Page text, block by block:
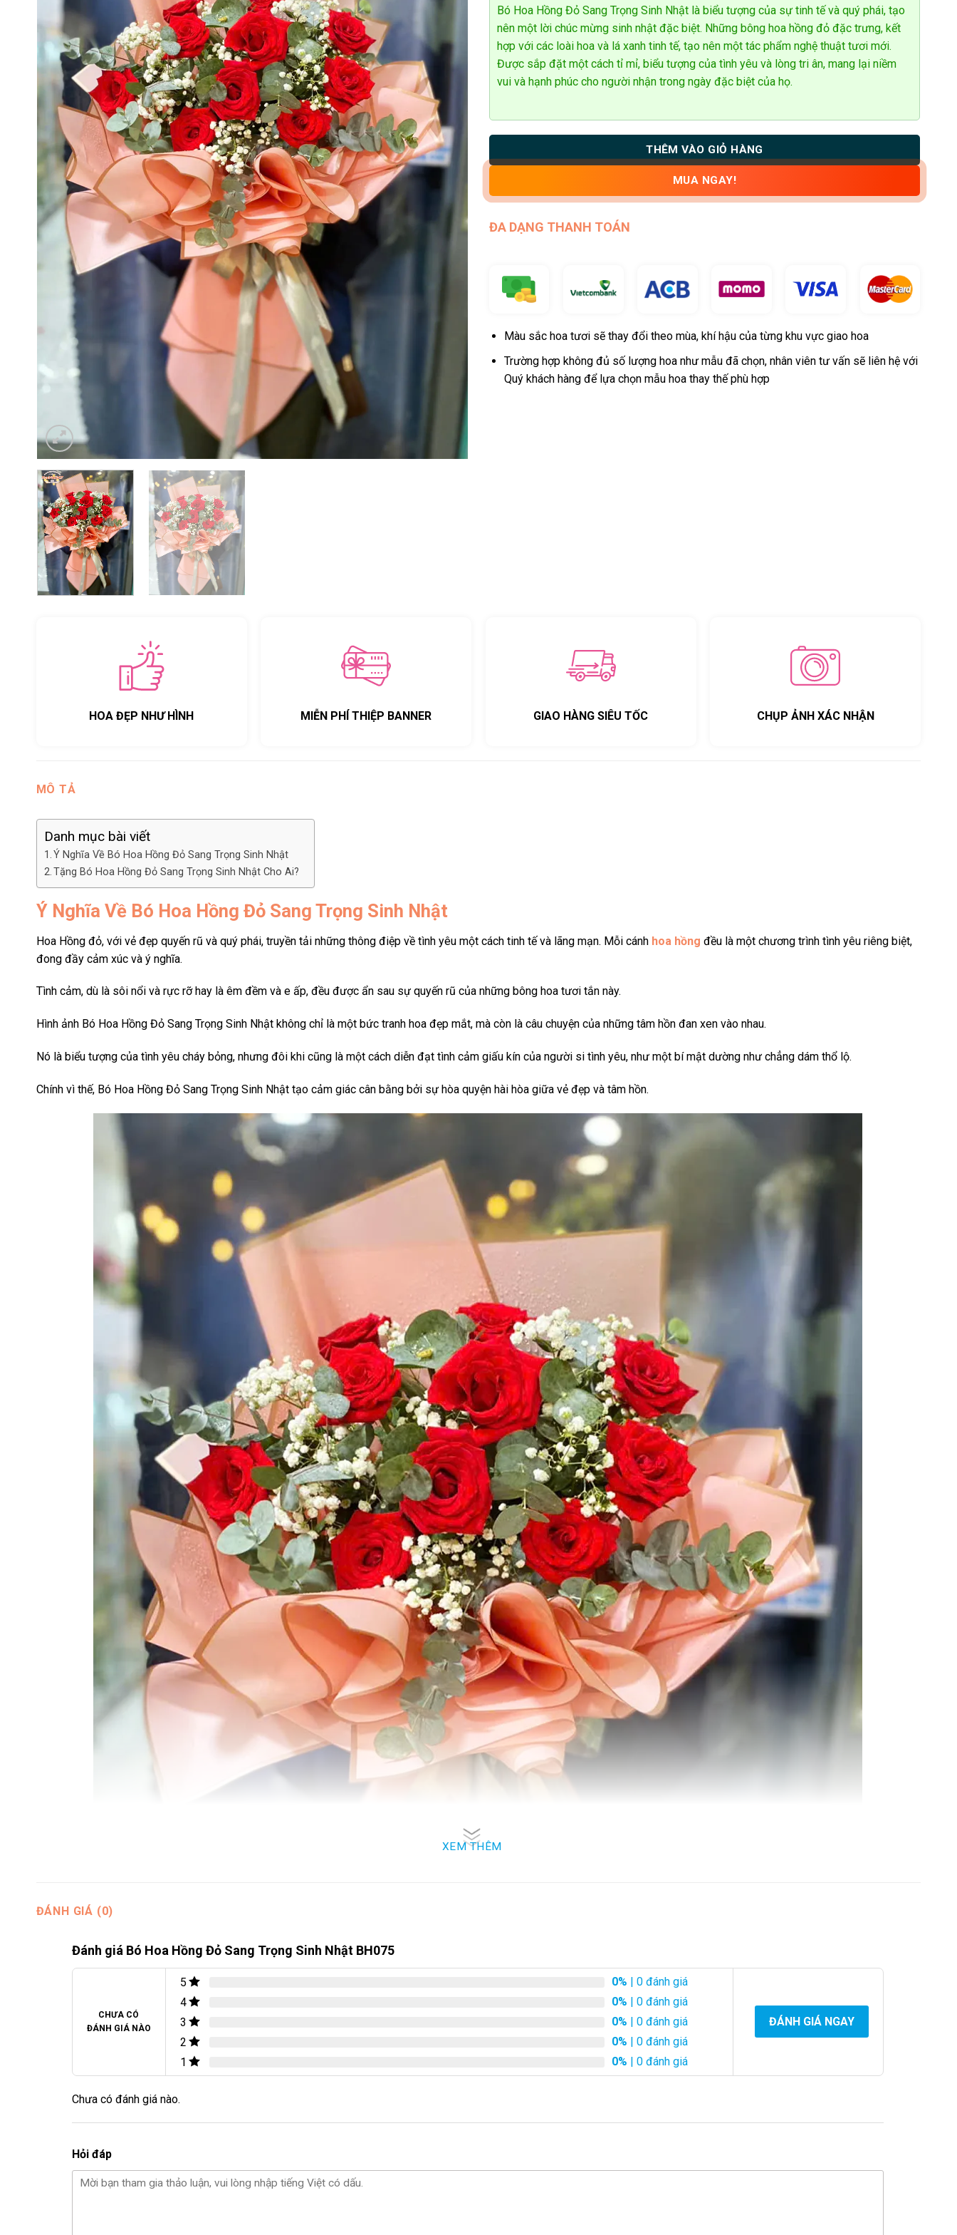
Bó Hoa Hồng Đỏ Sang Trọng Sinh Nhật là biểu tượng của sự tinh tế và quý phái, tạo
nên một lời chúc mừng sinh nhật đặc biệt. Những bông hoa hồng đỏ đặc trưng, kết
hợp với các loài hoa và lá xanh tinh tế, tạo nên một tác phẩm nghệ thuật tươi mới.
Được sắp đặt một cách tỉ mỉ, biểu tượng của tình yêu và lòng tri ân, mang lại niềm
vui và hạnh phúc cho người nhận trong ngày đặc biệt của họ.
THÊM VÀO GIỎ HÀNG
MUA NGAY!
ĐA DẠNG THANH TOÁN
Màu sắc hoa tươi sẽ thay đổi theo mùa, khí hậu của từng khu vực giao hoa
Trường hợp không đủ số lượng hoa như mẫu đã chọn, nhân viên tư vấn sẽ liên hệ với
Quý khách hàng để lựa chọn mẫu hoa thay thế phù hợp
HOA ĐẸP NHƯ HÌNH MIỄN PHÍ THIỆP BANNER GIAO HÀNG SIÊU TỐC CHỤP ẢNH XÁC NHẬN
MÔ TẢ
Danh mục bài viết
Ý Nghĩa Về Bó Hoa Hồng Đỏ Sang Trọng Sinh Nhật
Tặng Bó Hoa Hồng Đỏ Sang Trọng Sinh Nhật Cho Ai?
Ý Nghĩa Về Bó Hoa Hồng Đỏ Sang Trọng Sinh Nhật
Hoa Hồng đỏ, với vẻ đẹp quyến rũ và quý phái, truyền tải những thông điệp về tình yêu một cách tinh tế và lãng mạn. Mỗi cánh hoa hồng đều là một chương trình tình yêu riêng biệt,
đong đầy cảm xúc và ý nghĩa.
Tình cảm, dù là sôi nổi và rực rỡ hay là êm đềm và e ấp, đều được ẩn sau sự quyến rũ của những bông hoa tươi tắn này.
Hình ảnh Bó Hoa Hồng Đỏ Sang Trọng Sinh Nhật không chỉ là một bức tranh hoa đẹp mắt, mà còn là câu chuyện của những tâm hồn đan xen vào nhau.
Nó là biểu tượng của tình yêu cháy bỏng, nhưng đôi khi cũng là một cách diễn đạt tình cảm giấu kín của người si tình yêu, như một bí mật dường như chẳng dám thổ lộ.
Chính vì thế, Bó Hoa Hồng Đỏ Sang Trọng Sinh Nhật tạo cảm giác cân bằng bởi sự hòa quyện hài hòa giữa vẻ đẹp và tâm hồn.
XEM THÊM
ĐÁNH GIÁ (0)
Đánh giá Bó Hoa Hồng Đỏ Sang Trọng Sinh Nhật BH075
CHƯA CÓ
ĐÁNH GIÁ NÀO
5 0% | 0 đánh giá
4
0% | 0 đánh giá
3
0% | 0 đánh giá
2
0% | 0 đánh giá
1
0% | 0 đánh giá
ĐÁNH GIÁ NGAY
Chưa có đánh giá nào.
Hỏi đáp